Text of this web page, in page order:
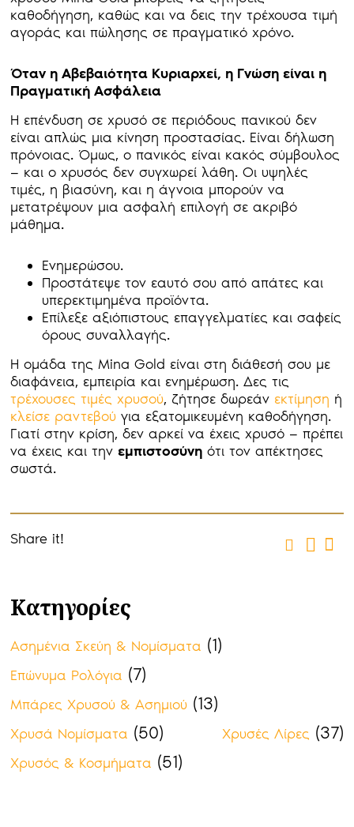
καθοδήγηση, καθώς και να δεις την τρέχουσα τιμή
αγοράς και πώλησης σε πραγματικό χρόνο.
Όταν η Αβεβαιότητα Κυριαρχεί, η Γνώση είναι η
Πραγματική Ασφάλεια
Η επένδυση σε χρυσό σε περιόδους πανικού δεν
είναι απλώς μια κίνηση προστασίας. Είναι δήλωση
πρόνοιας. Όμως, ο πανικός είναι κακός σύμβουλος
— και ο χρυσός δεν συγχωρεί λάθη. Οι υψηλές
τιμές, η βιασύνη, και η άγνοια μπορούν να
μετατρέψουν μια ασφαλή επιλογή σε ακριβό
μάθημα.
Ενημερώσου.
Προστάτεψε τον εαυτό σου από απάτες και
υπερεκτιμημένα προϊόντα.
Επίλεξε αξιόπιστους επαγγελματίες και σαφείς
όρους συναλλαγής.
Η ομάδα της Mina Gold είναι στη διάθεσή σου με
διαφάνεια, εμπειρία και ενημέρωση. Δες τις
τρέχουσες τιμές χρυσού, ζήτησε δωρεάν εκτίμηση ή
κλείσε ραντεβού για εξατομικευμένη καθοδήγηση.
Γιατί στην κρίση, δεν αρκεί να έχεις χρυσό — πρέπει
να έχεις και τηνεμπιστοσύνη ότι τον απέκτησες
σωστά.
Share it!
Κατηγορίες
Ασημένια Σκεύη & Νομίσματα (1)
Επώνυμα Ρολόγια (7)
Μπάρες Χρυσού & Ασημιού (13)
Χρυσά Νομίσματα (50) Χρυσές Λίρες (37)
Χρυσός & Κοσμήματα (51)